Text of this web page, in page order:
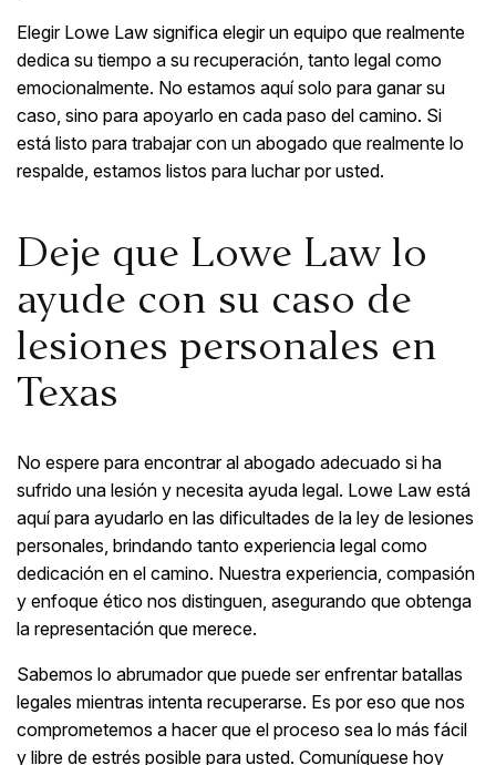
Elegir Lowe Law significa elegir un equipo que realmente
dedica su tiempo a su recuperación, tanto legal como
emocionalmente. No estamos aquí solo para ganar su
caso, sino para apoyarlo en cada paso del camino. Si
está listo para trabajar con un abogado que realmente lo
respalde, estamos listos para luchar por usted.
Deje que Lowe Law lo
ayude con su caso de
lesiones personales en
Texas
No espere para encontrar al abogado adecuado si ha
sufrido una lesión y necesita ayuda legal. Lowe Law está
aquí para ayudarlo en las dificultades de la ley de lesiones
personales, brindando tanto experiencia legal como
dedicación en el camino. Nuestra experiencia, compasión
y enfoque ético nos distinguen, asegurando que obtenga
la representación que merece.
Sabemos lo abrumador que puede ser enfrentar batallas
legales mientras intenta recuperarse. Es por eso que nos
comprometemos a hacer que el proceso sea lo más fácil
y libre de estrés posible para usted. Comuníquese hoy